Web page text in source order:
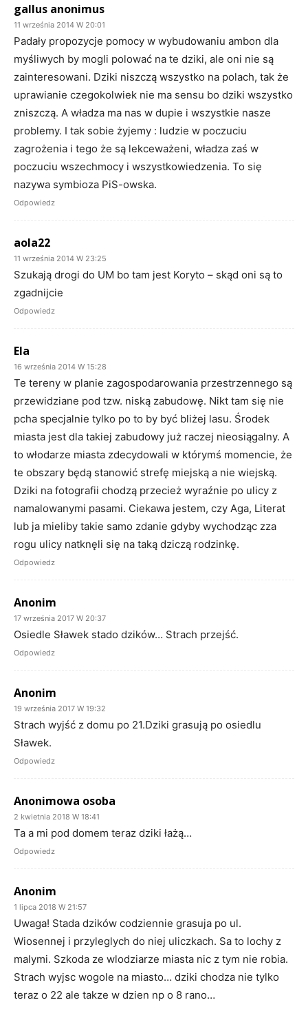
gallus anonimus
11 września 2014 W 20:01
Padały propozycje pomocy w wybudowaniu ambon dla
myśliwych by mogli polować na te dziki, ale oni nie są
zainteresowani. Dziki niszczą wszystko na polach, tak że
uprawianie czegokolwiek nie ma sensu bo dziki wszystko
zniszczą. A władza ma nas w dupie i wszystkie nasze
problemy. I tak sobie żyjemy : ludzie w poczuciu
zagrożenia i tego że są lekceważeni, władza zaś w
poczuciu wszechmocy i wszystkowiedzenia. To się
nazywa symbioza PiS-owska.
Odpowiedz
aola22
11 września 2014 W 23:25
Szukają drogi do UM bo tam jest Koryto – skąd oni są to
zgadnijcie
Odpowiedz
Ela
16 września 2014 W 15:28
Te tereny w planie zagospodarowania przestrzennego są
przewidziane pod tzw. niską zabudowę. Nikt tam się nie
pcha specjalnie tylko po to by być bliżej lasu. Środek
miasta jest dla takiej zabudowy już raczej nieosiągalny. A
to włodarze miasta zdecydowali w którymś momencie, że
te obszary będą stanowić strefę miejską a nie wiejską.
Dziki na fotografii chodzą przecież wyraźnie po ulicy z
namalowanymi pasami. Ciekawa jestem, czy Aga, Literat
lub ja mieliby takie samo zdanie gdyby wychodząc zza
rogu ulicy natknęli się na taką dziczą rodzinkę.
Odpowiedz
Anonim
17 września 2017 W 20:37
Osiedle Sławek stado dzików… Strach przejść.
Odpowiedz
Anonim
19 września 2017 W 19:32
Strach wyjść z domu po 21.Dziki grasują po osiedlu
Sławek.
Odpowiedz
Anonimowa osoba
2 kwietnia 2018 W 18:41
Ta a mi pod domem teraz dziki łażą…
Odpowiedz
Anonim
1 lipca 2018 W 21:57
Uwaga! Stada dzików codziennie grasuja po ul.
Wiosennej i przyleglych do niej uliczkach. Sa to lochy z
malymi. Szkoda ze wlodziarze miasta nic z tym nie robia.
Strach wyjsc wogole na miasto… dziki chodza nie tylko
teraz o 22 ale takze w dzien np o 8 rano…